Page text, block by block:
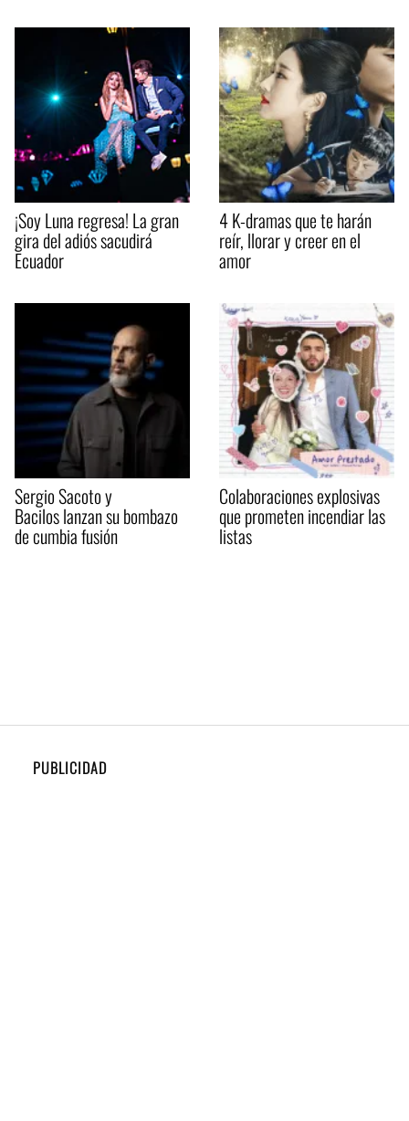
¡Soy Luna regresa! La gran
gira del adiós sacudirá
Ecuador
4 K-dramas que te harán
reír, llorar y creer en el
amor
Sergio Sacoto y
Bacilos lanzan su bombazo
de cumbia fusión
Colaboraciones explosivas
que prometen incendiar las
listas
PUBLICIDAD